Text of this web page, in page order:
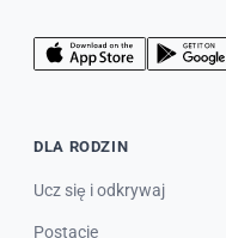
DLA RODZIN
Ucz się i odkrywaj
Postacie